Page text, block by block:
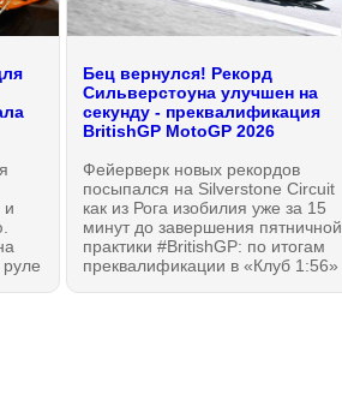
и
Бец вернулся! Рекорд
Сильверстоуна улучшен на
секунду - преквалификация
BritishGP MotoGP 2026
Фейерверк новых рекордов
посыпался на Silverstone Circuit
как из Рога изобилия уже за 15
минут до завершения пятничной
практики #BritishGP: по итогам
преквалификации в «Клуб 1:56»